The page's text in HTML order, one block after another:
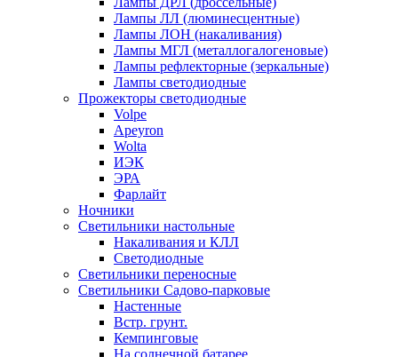
Лампы ЛЛ (люминесцентные)
Лампы ЛОН (накаливания)
Лампы МГЛ (металлогалогеновые)
Лампы рефлекторные (зеркальные)
Лампы светодиодные
Прожекторы светодиодные
Volpe
Apeyron
Wolta
ИЭК
ЭРА
Фарлайт
Ночники
Светильники настольные
Накаливания и КЛЛ
Светодиодные
Светильники переносные
Светильники Садово-парковые
Настенные
Встр. грунт.
Кемпинговые
На солнечной батарее